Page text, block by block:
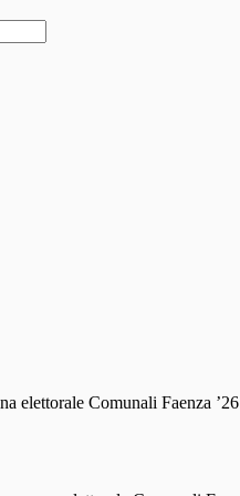
elettorale Comunali Faenza